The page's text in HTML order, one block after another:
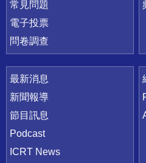
常見問題
電子投票
問卷調查
最新消息
新聞報導
節目訊息
Podcast
ICRT News